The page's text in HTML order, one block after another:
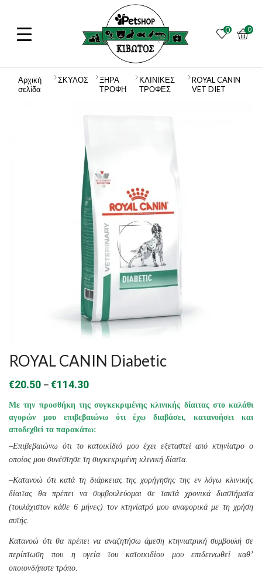
0 0
Αρχική
σελίδα
ΣΚΥΛΟΣ
ΞΗΡΑ
ΤΡΟΦΗ
ΚΛΙΝΙΚΕΣ
ΤΡΟΦΕΣ
ROYAL CANIN
VET DIET
ROYAL CANIN Diabetic
€20.50 –€114.30Price
range:
€20.50
through
€114.30
Με την προσθήκη της συγκεκριμένης κλινικής δίαιτας στο καλάθι
αγορών μου επιβεβαιώνω ότι έχω διαβάσει, κατανοήσει και
αποδεχθεί τα παρακάτω:
–Επιβεβαιώνω ότι το κατοικίδιό μου έχει εξεταστεί από κτηνίατρο ο
οποίος μου συνέστησε τη συγκεκριμένη κλινική δίαιτα.
–Κατανοώ ότι κατά τη διάρκειας της χορήγησης της εν λόγω κλινικής
δίαιτας θα πρέπει να συμβουλεύομαι σε τακτά χρονικά διαστήματα
(τουλάχιστον κάθε 6 μήνες) τον κτηνίατρό μου αναφορικά με τη χρήση
αυτής.
Κατανοώ ότι θα πρέπει να αναζητήσω άμεση κτηνιατρική συμβουλή σε
περίπτωση που η υγεία του κατοικιδίου μου επιδεινωθεί καθ’
οποιονδήποτε τρόπο.